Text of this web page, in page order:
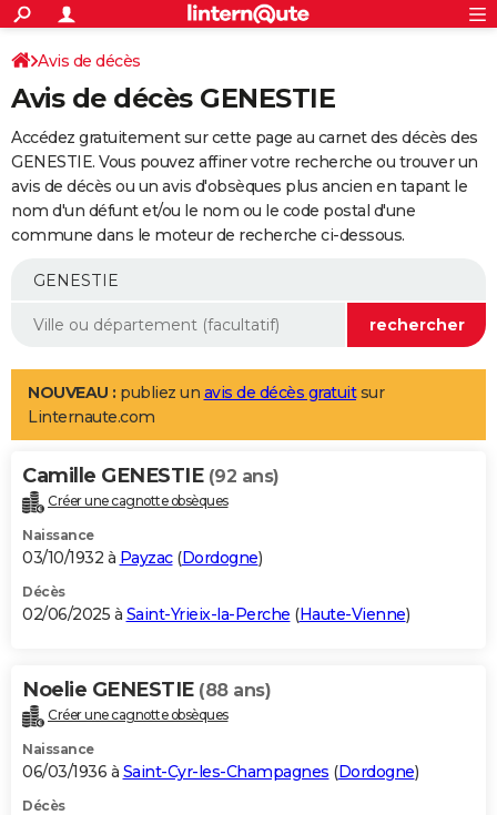
ACTUALITÉS
Politique
Société
Faits Divers
Education
Monde
Villes
+
SPORT
Coupe du monde 2026
Football
Tennis
Cyclisme
Rugby
Forum
Programme TV
TNT
Streaming
Cinéma
Sorties cinéma
Musique
+
FINANCE
Retraite
Epargne
Immobilier
Risques naturels par ville
Banque
Assurance
AUTO
Essais
Réserver un essai
Citadines
Berlines
SUV
Forum auto
+
Mobiles
Meilleur smartphone
Internet
Ordinateurs
Jeux vidéo
Guide high-tech
Aménagement intérieur
LIFESTYLE
Art de vivre
Bien-être
Loisirs
Mode
Modes de vie
Alimentation
Guide de la santé
Maladies
Médicaments
Sommeil
VOYAGE
Destinations
City break
Voyage nature
Voyage de noces
Forum
Climat
+PHOTO
GUIDES D'ACHAT
BONS PLANS
Carte de Noël
Carte Bonne année
Carte Saint-Valentin
Carte Pâques
Carte d'anniversaire
DICTIONNAIRE
Dictionnaire
Biographies
Citations
Expressions
Proverbes
PROGRAMME TV
Avis de décès
Avis de décès GENESTIE
Accédez gratuitement sur cette page au carnet des décès des
GENESTIE. Vous pouvez affiner votre recherche ou trouver un
avis de décès ou un avis d'obsèques plus ancien en tapant le
nom d'un défunt et/ou le nom ou le code postal d'une
commune dans le moteur de recherche ci-dessous.
NOUVEAU : publiez un avis de décès gratuitsur
Linternaute.com
Camille GENESTIE (92 ans)
Créer une cagnotte obsèques
Naissance
03/10/1932 à Payzac(Dordogne)
Décès
02/06/2025 à Saint-Yrieix-la-Perche (Haute-Vienne)
Noelie GENESTIE (88 ans)
Créer une cagnotte obsèques
Naissance
06/03/1936 à Saint-Cyr-les-Champagnes (Dordogne)
Décès